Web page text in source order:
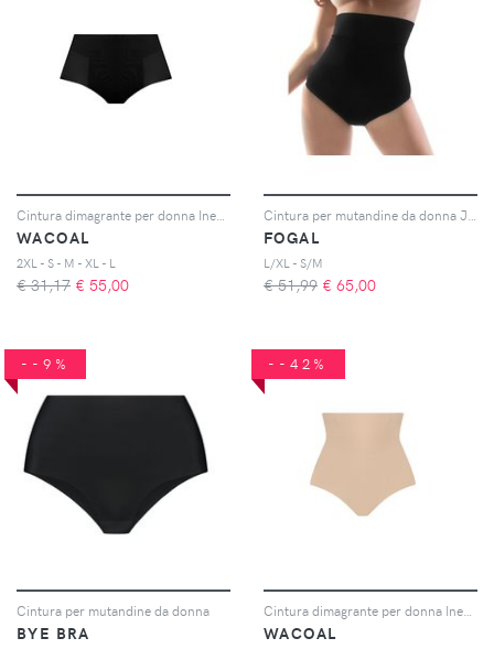
Cintura dimagrante per donna Ines secret
WACOAL
2XL - S - M - XL - L
€ 31,17 € 55,00
Cintura per mutandine da donna Julie
FOGAL
L/XL - S/M
€ 51,99 € 65,00
--9%
Cintura per mutandine da donna
BYE BRA
--42%
Cintura dimagrante per donna Ines secret
WACOAL